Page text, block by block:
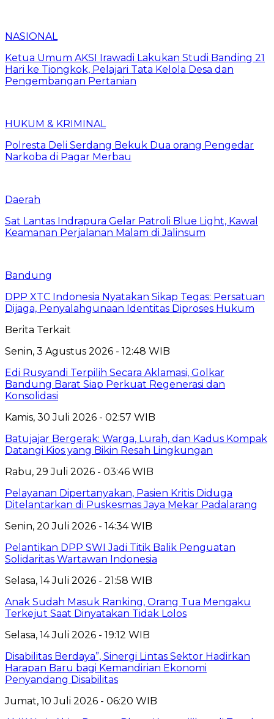
NASIONAL
Ketua Umum AKSI Irawadi Lakukan Studi Banding 21
Hari ke Tiongkok, Pelajari Tata Kelola Desa dan
Pengembangan Pertanian
HUKUM & KRIMINAL
Polresta Deli Serdang Bekuk Dua orang Pengedar
Narkoba di Pagar Merbau
Daerah
Sat Lantas Indrapura Gelar Patroli Blue Light, Kawal
Keamanan Perjalanan Malam di Jalinsum
Bandung
DPP XTC Indonesia Nyatakan Sikap Tegas: Persatuan
Dijaga, Penyalahgunaan Identitas Diproses Hukum
Berita Terkait
Senin, 3 Agustus 2026 - 12:48 WIB
Edi Rusyandi Terpilih Secara Aklamasi, Golkar
Bandung Barat Siap Perkuat Regenerasi dan
Konsolidasi
Kamis, 30 Juli 2026 - 02:57 WIB
Batujajar Bergerak: Warga, Lurah, dan Kadus Kompak
Datangi Kios yang Bikin Resah Lingkungan
Rabu, 29 Juli 2026 - 03:46 WIB
Pelayanan Dipertanyakan, Pasien Kritis Diduga
Ditelantarkan di Puskesmas Jaya Mekar Padalarang
Senin, 20 Juli 2026 - 14:34 WIB
Pelantikan DPP SWI Jadi Titik Balik Penguatan
Solidaritas Wartawan Indonesia
Selasa, 14 Juli 2026 - 21:58 WIB
Anak Sudah Masuk Ranking, Orang Tua Mengaku
Terkejut Saat Dinyatakan Tidak Lolos
Selasa, 14 Juli 2026 - 19:12 WIB
Disabilitas Berdaya”, Sinergi Lintas Sektor Hadirkan
Harapan Baru bagi Kemandirian Ekonomi
Penyandang Disabilitas
Jumat, 10 Juli 2026 - 06:20 WIB